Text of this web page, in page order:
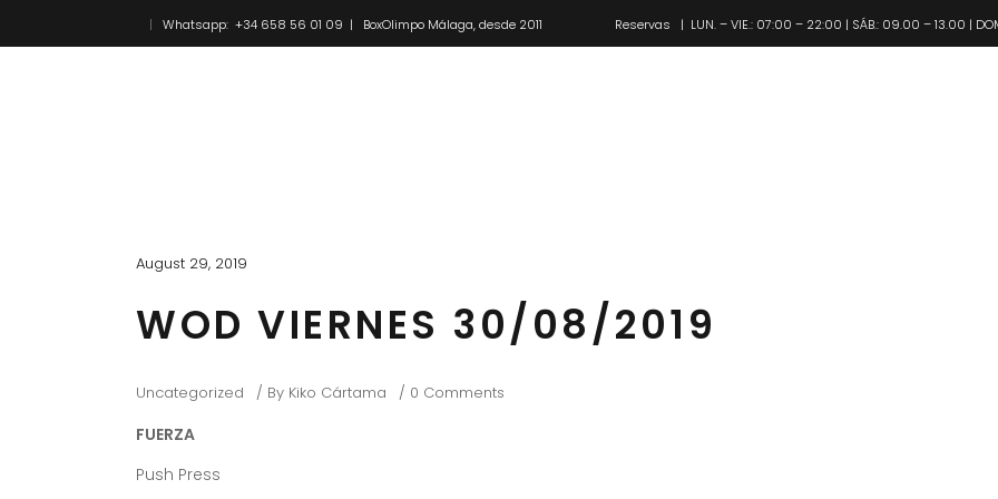
Whatsapp: +34 658 56 01 09 | BoxOlimpo Málaga, desde 2011 Reservas | LUN. – VIE.: 07:00 – 22:00 | SÁB.: 09.00 – 13.00 |
August 29, 2019
WOD VIERNES 30/08/2019
Uncategorized By Kiko Cártama 0 Comments
FUERZA
Push Press